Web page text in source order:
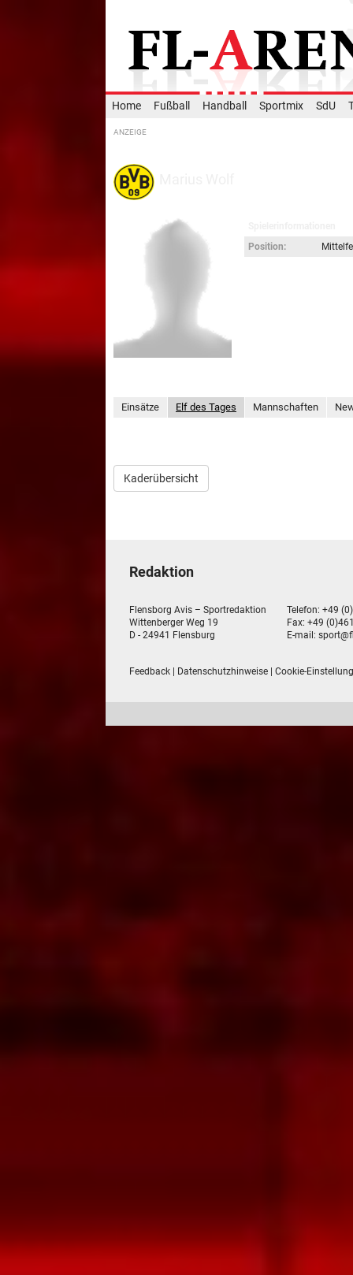
Home Fußball Handball Sportmix SdU
Position:
Einsätze Elf des Tages Mannschaften
Kaderübersicht
Redaktion
Flensborg Avis – Sportredaktion
Wittenberger Weg 19
D - 24941 Flensburg
Telefon: +49
Fax: +49
E-mail:
Feedback Datenschutzhinweise Cookie-